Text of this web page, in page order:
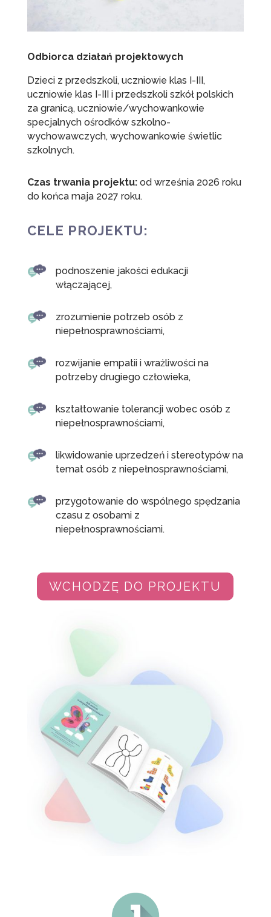
Odbiorca działań projektowych
Dzieci z przedszkoli, uczniowie klas I-III,
uczniowie klas I-III i przedszkoli szkół polskich
za granicą, uczniowie/wychowankowie
specjalnych ośrodków szkolno-
wychowawczych, wychowankowie świetlic
szkolnych.
Czas trwania projektu:od września 2026 roku
do końca maja 2027 roku.
CELE PROJEKTU:
podnoszenie jakości edukacji
włączającej,
zrozumienie potrzeb osób z
niepełnosprawnościami,
rozwijanie empatii i wrażliwości na
potrzeby drugiego człowieka,
kształtowanie tolerancji wobec osób z
niepełnosprawnościami,
likwidowanie uprzedzeń i stereotypów na
temat osób z niepełnosprawnościami,
przygotowanie do wspólnego spędzania
czasu z osobami z
niepełnosprawnościami.
WCHODZĘ DO PROJEKTU